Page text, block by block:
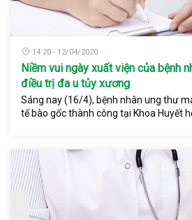
14:20 - 12/04/2020
Niềm vui ngày xuất viện của bệnh
điều trị đa u tủy xương
Sáng nay (16/4), bệnh nhân ung thư
tế bào gốc thành công tại Khoa Huyết